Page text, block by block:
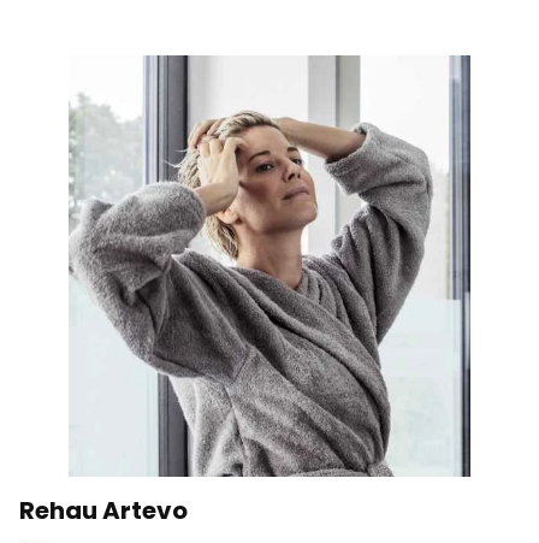
Nieklasyfikowane
Nieklasyfikowane pliki cookie, to pliki, które są w procesie
klasyfikowania, wraz z dostawcami poszczególnych
ciasteczek.
Odrzuć wszystkie
Zapisz moje preferencje
Akceptuj wszystkie
Rehau Artevo